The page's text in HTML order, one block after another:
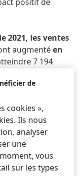
2021, les ventes
augmentéen
7 194
à
évolution des
de l'année.
demande pour
et tous les
premiers mois
de
cookies »,
Ils nous
analyser
une
vous
sur les types